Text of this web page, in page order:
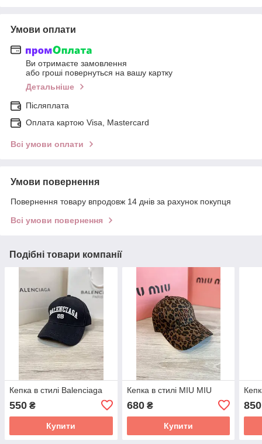
Умови оплати
Ви отримаєте замовлення
або гроші повернуться на вашу картку
Детальніше
Післяплата
Оплата картою Visa, Mastercard
Всі умови оплати
Умови повернення
Повернення товару впродовж 14 днів за рахунок покупця
Всі умови повернення
Подібні товари компанії
Кепка в стилі Balenciaga
550 ₴
Купити
Кепка в стилі MIU MIU
680₴
Купити
850